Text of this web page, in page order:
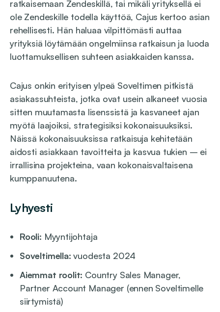
ratkaisemaan Zendeskillä, tai mikäli yrityksellä ei
ole Zendeskille todella käyttöä, Cajus kertoo asian
rehellisesti. Hän haluaa vilpittömästi auttaa
yrityksiä löytämään ongelmiinsa ratkaisun ja luoda
luottamuksellisen suhteen asiakkaiden kanssa.
Cajus onkin erityisen ylpeä Soveltimen pitkistä
asiakassuhteista, jotka ovat usein alkaneet vuosia
sitten muutamasta lisenssistä ja kasvaneet ajan
myötä laajoiksi, strategisiksi kokonaisuuksiksi.
Näissä kokonaisuuksissa ratkaisuja kehitetään
aidosti asiakkaan tavoitteita ja kasvua tukien – ei
irrallisina projekteina, vaan kokonaisvaltaisena
kumppanuutena.
Lyhyesti
Rooli: Myyntijohtaja
Soveltimella: vuodesta 2024
Aiemmat roolit: Country Sales Manager,
Partner Account Manager (ennen Soveltimelle
siirtymistä)